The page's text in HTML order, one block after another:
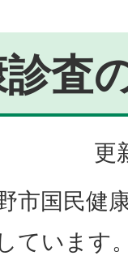
査
更
市国民健
ています